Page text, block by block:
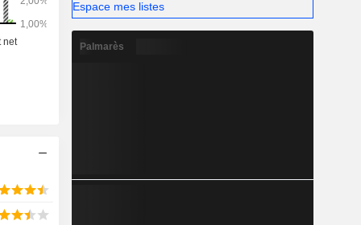
Espace mes listes
Palmarès